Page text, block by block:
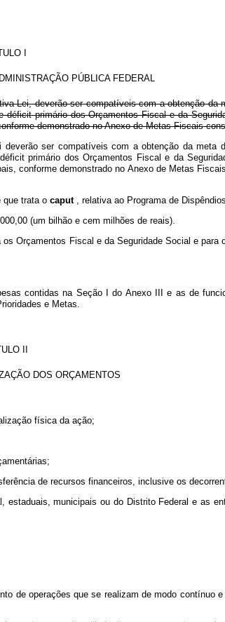
I
PÚBLICA FEDERAL
Lei, deverão ser compatíveis com a obtenção
primário dos Orçamentos Fiscal e da
demonstrado no Anexo de Metas Fiscais
ser compatíveis com a obtenção da meta
primário dos Orçamentos Fiscal e da
conforme demonstrado no Anexo de Metas
que trata o caput , relativa ao Programa de
(um bilhão e cem milhões de reais).
Orçamentos Fiscal e da Seguridade Social e
contidas na Seção I do Anexo III e as de
e Metas.
II
DOS ORÇAMENTOS
física da ação;
de recursos financeiros, inclusive os
municipais ou do Distrito Federal e as
de operações que se realizam de modo contínuo